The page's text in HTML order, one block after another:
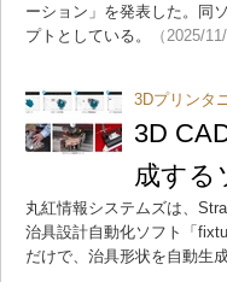
ーション」を発表した。同
プトとしている。
（2025/11/
3Dプリンタ
3D
成する
丸紅情報システムズは、
治具設計自動化ソフト「
だけで、治具形状を自動生成